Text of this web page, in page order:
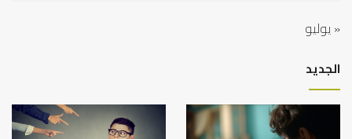
« يوليو
الجديد